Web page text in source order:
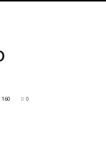
0
160